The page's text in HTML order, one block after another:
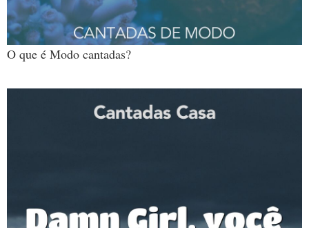
O que é Modo cantadas?